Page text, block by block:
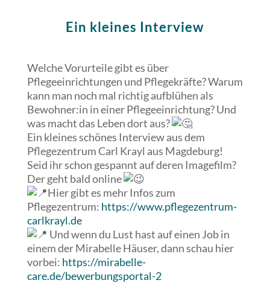
Ein kleines Interview
Welche Vorurteile gibt es über
Pflegeeinrichtungen und Pflegekräfte? Warum
kann man noch mal richtig aufblühen als
Bewohner:in in einer Pflegeeinrichtung? Und
was machtdas Leben dort aus?
Ein kleines schönes Interview aus dem
Pflegezentrum Carl Krayl aus Magdeburg!
Seid ihr schon gespannt auf deren Imagefilm?
Der geht bald online
Hier gibt es mehr Infos zum
Pflegezentrum: https://www.pflegezentrum-
carlkrayl.de
Und wenn du Lust hast auf einen Job in
einem der Mirabelle Häuser, dann schau hier
vorbei: https://mirabelle-
care.de/bewerbungsportal-2